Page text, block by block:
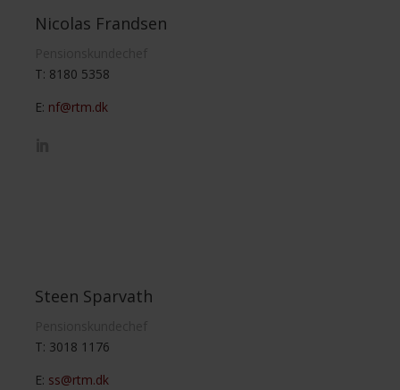
Nicolas Frandsen
T: 8180 5358
E: nf@rtm.dk
Steen Sparvath
T: 3018 1176
E: ss@rtm.dk